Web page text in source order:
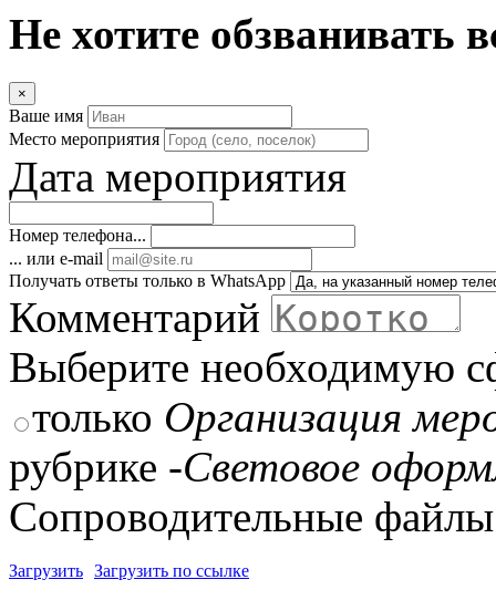
Не хотите обзванивать
×
Ваше имя
Место мероприятия
Дата мероприятия
Номер телефона...
... или e-mail
Получать ответы только в WhatsApp
Комментарий
Выберите необходимую
только Организация
рубрике -Световое
Сопроводительные
Загрузить Загрузить по ссылке